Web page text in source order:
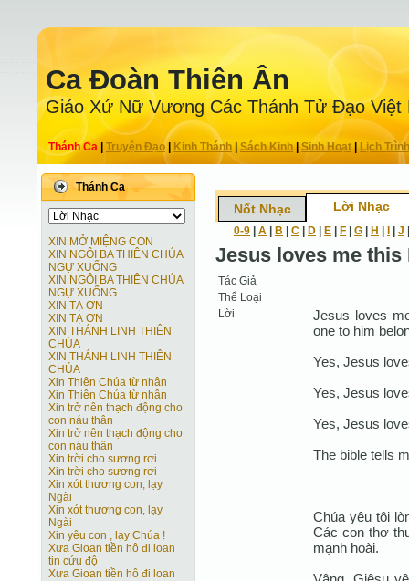
Ca Ðoàn Thiên Ân
Giáo Xứ Nữ Vương Các Thánh Tử Ðạo Việt
Thánh Ca Truyện Ðạo| Kinh Thánh Sách Kinh|Sinh Hoạt| Lịch Trình
Thánh Ca
XIN MỞ MIỆNG CON
XIN NGÔI BA THIÊN CHÚA
NGỰ XUỐNG
XIN NGÔI BA THIÊN CHÚA
NGỰ XUỐNG
XIN TẠ ƠN
XIN TẠ ƠN
XIN THÁNH LINH THIÊN
CHÚA
XIN THÁNH LINH THIÊN
CHÚA
Xin Thiên Chúa từ nhân
Xin Thiên Chúa từ nhân
Xin trở nên thạch động cho
con náu thân
Xin trở nên thạch động cho
con náu thân
Xin trời cho sương rơi
Xin trời cho sương rơi
Xin xót thương con, lạy
Ngài
Xin xót thương con, lạy
Ngài
Xin yêu con , lạy Chúa !
Xưa Gioan tiền hô đi loan
tin cứu độ
Xưa Gioan tiền hô đi loan
Nốt Nhạc Lời Nhạc
0-9 A B C D E F G H J
Jesus loves me this
Tác Giả
Thể Loại
Lời
Jesus loves
one to him
Yes, Jesus
Yes, Jesus
Yes, Jesus
The bible tells
Chúa yêu tôi
Các con thơ
mạnh hoài.